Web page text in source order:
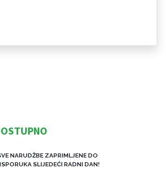
NARUDŽBE ZAPRIMLJENE DO
SLIJEDEĆI RADNI DAN!